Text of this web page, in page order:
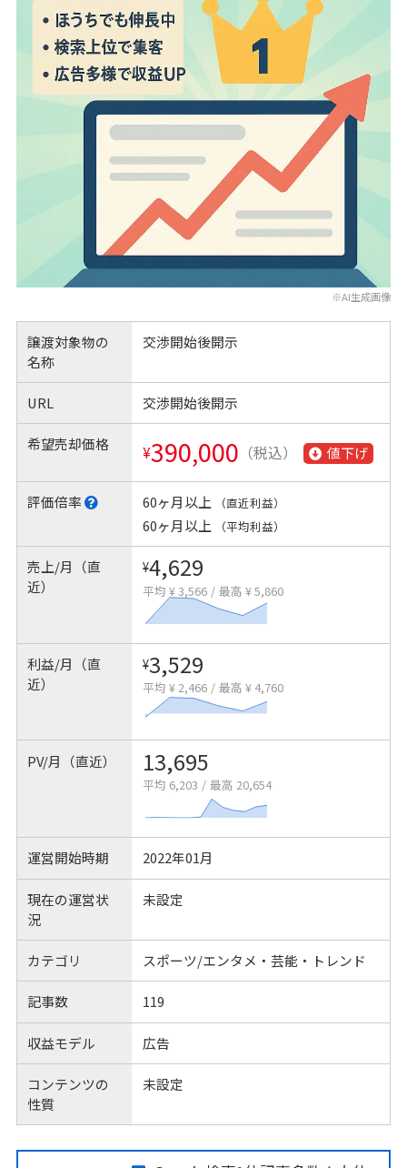
※AI生成画像
譲渡対象物の
名称
交渉開始後開示
URL 交渉開始後開示
希望売却価格 ¥390,000 （税込） 値下げ
評価倍率 60ヶ月以上 （直近利益）
60ヶ月以上 （平均利益）
売上/月（直
近）
¥4,629
平均 ¥ 3,566 / 最高 ¥ 5,860
利益/月（直
近）
¥3,529
平均 ¥ 2,466 / 最高 ¥ 4,760
PV/月（直近） 13,695
平均 6,203 / 最高 20,654
運営開始時期 2022年01月
現在の運営状
況
未設定
カテゴリ スポーツ/エンタメ・芸能・トレンド
記事数 119
収益モデル 広告
コンテンツの
性質
未設定